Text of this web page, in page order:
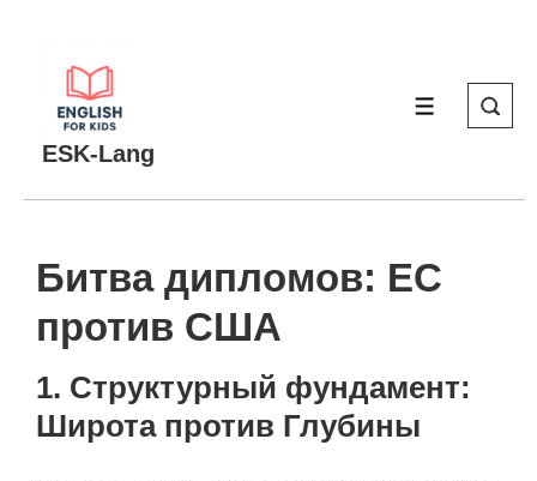
основному
содержимому
ESK-Lang
МЕНЮ
Битва дипломов: ЕС
против США
1. Структурный фундамент:
Широта против Глубины